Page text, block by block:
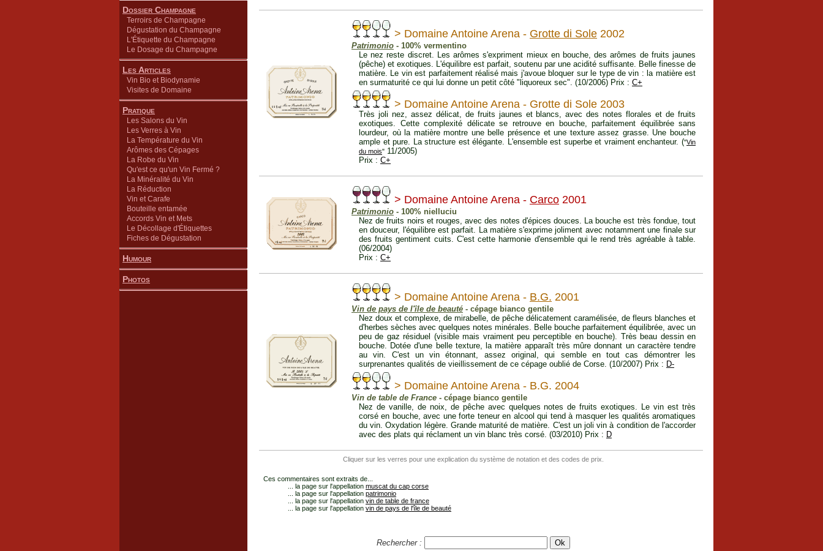
Dossier Champagne
Terroirs de Champagne
Dégustation du Champagne
L'Étiquette du Champagne
Le Dosage du Champagne
Les Articles
Vin Bio et Biodynamie
Visites de Domaine
Pratique
Les Salons du Vin
Les Verres à Vin
La Température du Vin
Arômes des Cépages
La Robe du Vin
Qu'est ce qu'un Vin Fermé ?
La Minéralité du Vin
La Réduction
Vin et Carafe
Bouteille entamée
Accords Vin et Mets
Le Décollage d'Étiquettes
Fiches de Dégustation
Humour
Photos
> Domaine Antoine Arena - Grotte di Sole 2002
Patrimonio - 100% vermentino
Le nez reste discret. Les arômes s'expriment mieux en bouche, des arômes de fruits jaunes
(pêche) et exotiques. L'équilibre est parfait, soutenu par une acidité suffisante. Belle finesse de
matière. Le vin est parfaitement réalisé mais j'avoue bloquer sur le type de vin : la matière est
en surmaturité ce qui lui donne un petit côté "liquoreux sec". (10/2006) Prix : C+
> Domaine Antoine Arena - Grotte di Sole 2003
Très joli nez, assez délicat, de fruits jaunes et blancs, avec des notes florales et de fruits
exotiques. Cette complexité délicate se retrouve en bouche, parfaitement équilibrée sans
lourdeur, où la matière montre une belle présence et une texture assez grasse. Une bouche
ample et pure. La structure est élégante. L'ensemble est superbe et vraiment enchanteur. ("Vin
du mois" 11/2005)
Prix : C+
> Domaine Antoine Arena - Carco 2001
Patrimonio - 100% nielluciu
Nez de fruits noirs et rouges, avec des notes d'épices douces. La bouche est très fondue, tout
en douceur, l'équilibre est parfait. La matière s'exprime joliment avec notamment une finale sur
des fruits gentiment cuits. C'est cette harmonie d'ensemble qui le rend très agréable à table.
(06/2004)
Prix : C+
> Domaine Antoine Arena - B.G. 2001
Vin de pays de l'île de beauté - cépage bianco gentile
Nez doux et complexe, de mirabelle, de pêche délicatement caramélisée, de fleurs blanches et
d'herbes sèches avec quelques notes minérales. Belle bouche parfaitement équilibrée, avec un
peu de gaz résiduel (visible mais vraiment peu perceptible en bouche). Très beau dessin en
bouche. Dotée d'une belle texture, la matière apparaît très mûre donnant un caractère tendre
au vin. C'est un vin étonnant, assez original, qui semble en tout cas démontrer les
surprenantes qualités de vieillissement de ce cépage oublié de Corse. (10/2007) Prix : D-
> Domaine Antoine Arena - B.G. 2004
Vin de table de France - cépage bianco gentile
Nez de vanille, de noix, de pêche avec quelques notes de fruits exotiques. Le vin est très
corsé en bouche, avec une forte teneur en alcool qui tend à masquer les qualités aromatiques
du vin. Oxydation légère. Grande maturité de matière. C'est un joli vin à condition de l'accorder
avec des plats qui réclament un vin blanc très corsé. (03/2010) Prix : D
Cliquer sur les verres pour une explication du système de notation et des codes de prix.
Ces commentaires sont extraits de...
... la page sur l'appellation muscat du cap corse
... la page sur l'appellation patrimonio
... la page sur l'appellation vin de table de france
... la page sur l'appellation vin de pays de l'île de beauté
Rechercher :